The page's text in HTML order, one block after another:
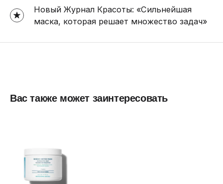
Новый Журнал Красоты: «Сильнейшая
маска, которая решает множество задач»
Вас также может заинтересовать